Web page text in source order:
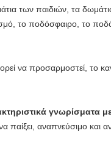
των παιδιών, τα
το ποδόσφαιρο, το
να προσαρμοστεί, το
γνωρίσματα
παίξει, αναπνεύσιμο και